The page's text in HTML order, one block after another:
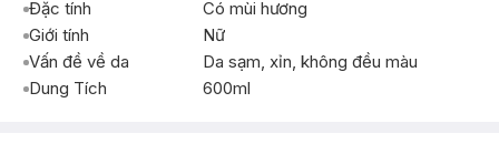
Đặc tính
Có mùi hương
Giới tính
Nữ
Vấn đề về da
Da sạm, xỉn, không đều màu
Dung Tích
600ml